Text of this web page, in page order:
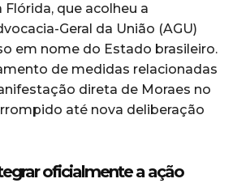
que acolheu a
Geral da União (AGU)
em nome do Estado brasileiro.
de medidas relacionadas
direta de Moraes no
até nova deliberação
oficialmente a ação